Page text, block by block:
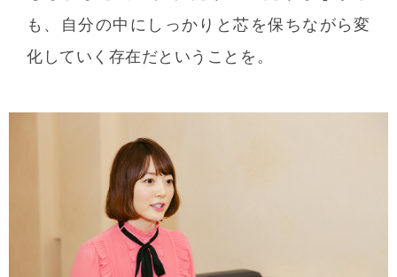
も、自分の中にしっかりと芯を保ちながら変
化していく存在だということを。